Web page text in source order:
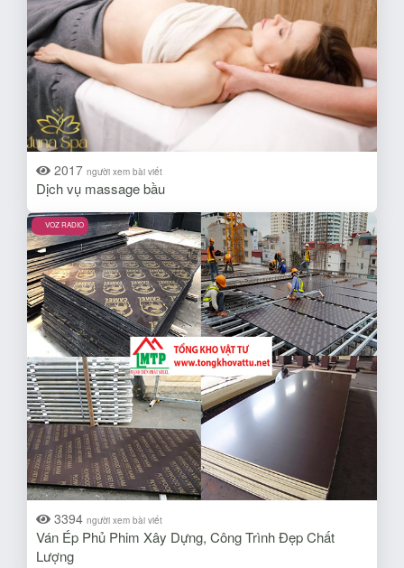
2017 người xem bài viết
Dịch vụ massage bầu
VOZ RADIO
3394 người xem bài viết
Ván Ép Phủ Phim Xây Dựng, Công Trình Đẹp Chất
Lượng